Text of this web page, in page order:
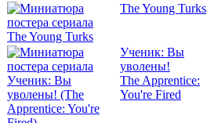
The Young Turks
Ученик: Вы
уволены!
The Apprentice:
You're Fired